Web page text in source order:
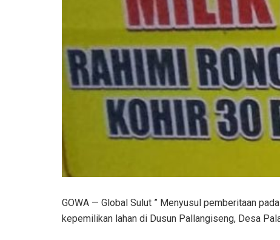
GOWA — Global Sulut ” Menyusul pemberitaan
kepemilikan lahan di Dusun Pallangiseng, Desa